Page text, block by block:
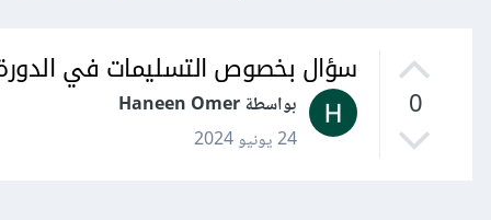
0
سؤال بخصوص التسليمات في
بواسطة Haneen Omer
24 يونيو 2024